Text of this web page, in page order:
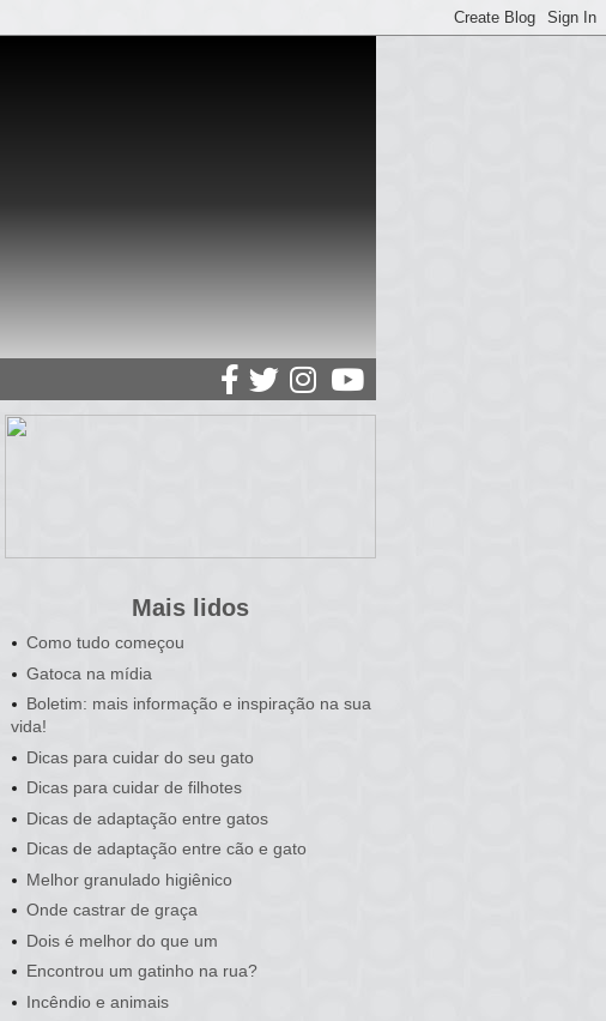
Mais lidos
Como tudo começou
Gatoca na mídia
Boletim: mais informação e inspiração na sua
vida!
Dicas para cuidar do seu gato
Dicas para cuidar de filhotes
Dicas de adaptação entre gatos
Dicas de adaptação entre cão e gato
Melhor granulado higiênico
Onde castrar de graça
Dois é melhor do que um
Encontrou um gatinho na rua?
Incêndio e animais